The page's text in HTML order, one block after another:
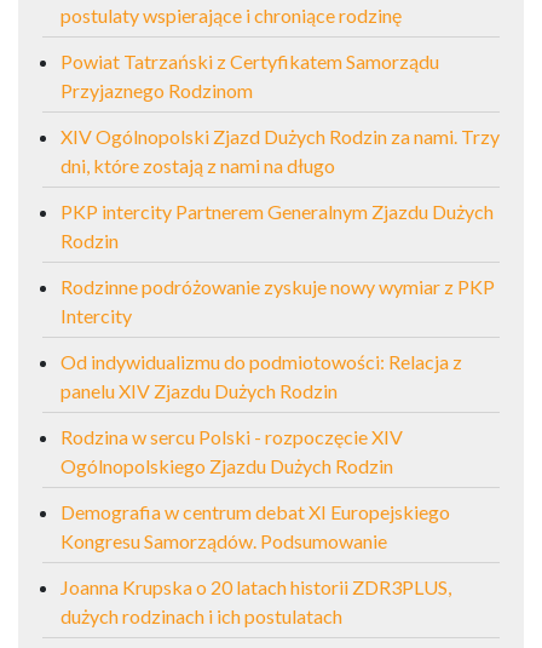
postulaty wspierające i chroniące rodzinę
Powiat Tatrzański z Certyfikatem Samorządu
Przyjaznego Rodzinom
XIV Ogólnopolski Zjazd Dużych Rodzin za nami. Trzy
dni, które zostają z nami na długo
PKP intercity Partnerem Generalnym Zjazdu Dużych
Rodzin
Rodzinne podróżowanie zyskuje nowy wymiar z PKP
Intercity
Od indywidualizmu do podmiotowości: Relacja z
panelu XIV Zjazdu Dużych Rodzin
Rodzina w sercu Polski - rozpoczęcie XIV
Ogólnopolskiego Zjazdu Dużych Rodzin
Demografia w centrum debat XI Europejskiego
Kongresu Samorządów. Podsumowanie
Joanna Krupska o 20 latach historii ZDR3PLUS,
dużych rodzinach i ich postulatach